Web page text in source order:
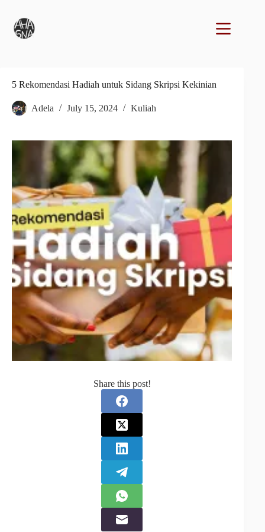
5 Rekomendasi Hadiah untuk Sidang Skripsi Kekinian
Adela July 15, 2024 Kuliah
Share this post!